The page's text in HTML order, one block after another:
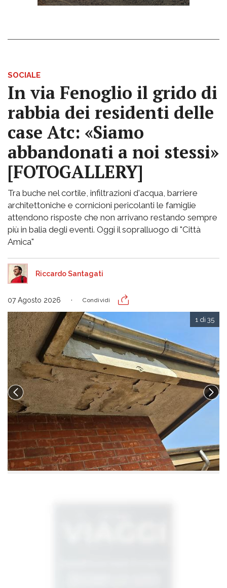
SOCIALE
In via Fenoglio il grido di
rabbia dei residenti delle
case Atc: «Siamo
abbandonati a noi stessi»
[FOTOGALLERY]
Tra buche nel cortile, infiltrazioni d'acqua, barriere
architettoniche e cornicioni pericolanti le famiglie
attendono risposte che non arrivano restando sempre
più in balia degli eventi. Oggi il sopralluogo di "Città
Amica"
Riccardo Santagati
07 Agosto 2026 Condividi
1 di 35